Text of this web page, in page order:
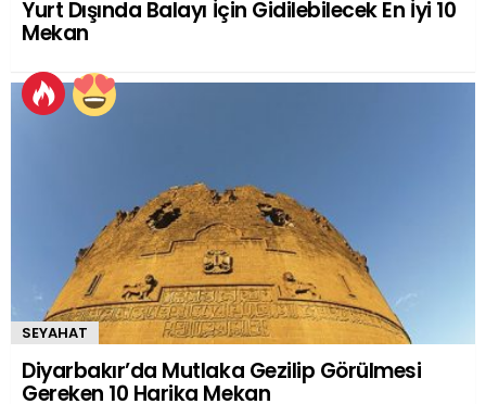
Yurt Dışında Balayı İçin Gidilebilecek En İyi 10
Mekan
SEYAHAT
Diyarbakır’da Mutlaka Gezilip Görülmesi
Gereken 10 Harika Mekan